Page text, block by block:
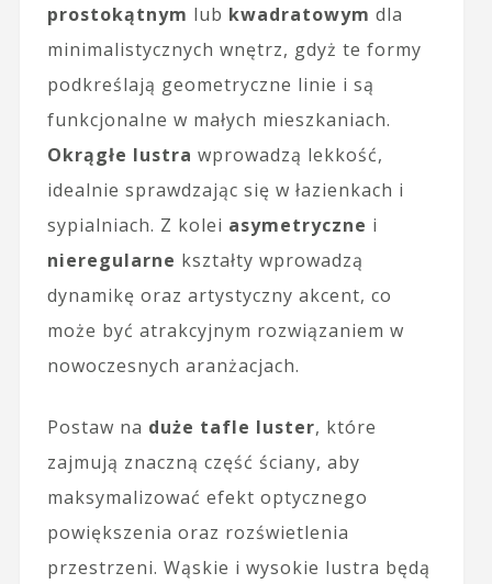
prostokątnym lub kwadratowym dla
minimalistycznych wnętrz, gdyż te formy
podkreślają geometryczne linie i są
funkcjonalne w małych mieszkaniach.
Okrągłe lustra wprowadzą lekkość,
idealnie sprawdzając się w łazienkach i
sypialniach. Z kolei asymetryczne i
nieregularne kształty wprowadzą
dynamikę oraz artystyczny akcent, co
może być atrakcyjnym rozwiązaniem w
nowoczesnych aranżacjach.
Postaw na duże tafle luster, które
zajmują znaczną część ściany, aby
maksymalizować efekt optycznego
powiększenia oraz rozświetlenia
przestrzeni. Wąskie i wysokie lustra będą